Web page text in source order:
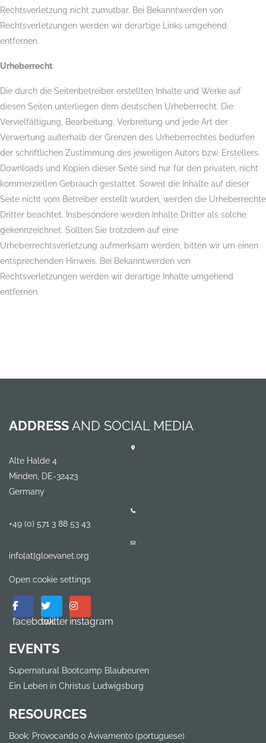
Rechtsverletzung nicht zumutbar. Bei Bekanntwerden von
Rechtsverletzungen werden wir derartige Links umgehend
entfernen.
Urheberrecht
Die durch die Seitenbetreiber erstellten Inhalte und Werke auf
diesen Seiten unterliegen dem deutschen Urheberrecht. Die
Vervielfältigung, Bearbeitung, Verbreitung und jede Art der
Verwertung außerhalb der Grenzen des Urheberrechtes bedürfen
der schriftlichen Zustimmung des jeweiligen Autors bzw. Erstellers.
Downloads und Kopien dieser Seite sind nur für den privaten, nicht
kommerziellen Gebrauch gestattet. Soweit die Inhalte auf dieser
Seite nicht vom Betreiber erstellt wurden, werden die Urheberrechte
Dritter beachtet. Insbesondere werden Inhalte Dritter als solche
gekennzeichnet. Sollten Sie trotzdem auf eine
Urheberrechtsverletzung aufmerksam werden, bitten wir um einen
entsprechenden Hinweis. Bei Bekanntwerden von
Rechtsverletzungen werden wir derartige Inhalte umgehend
entfernen.
ADDRESS AND SOCIAL MEDIA
Alte Halde 4
Minden, DE-32423
Germany
+49 (0) 571 3 88 53 43
info[at]gloevanet.org
Open cookie settings
facebooktwitterinstagram
EVENTS
Supernatural Bootcamp Blaubeuren
Ein Leben in Christus Ludwigsburg
RESOURCES
Book: Provocando o Avivamento (portuguese)